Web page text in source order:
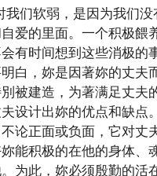
软弱，是因为我们没
爱的里面。一个积极餵
有时间想到这些消极的
白，妳是因著妳的丈夫
被建造，为著满足丈夫
设计出妳的优点和缺点
论正面或负面，它对丈
能积极的在他的身体、
为此，妳必须殷勤的活